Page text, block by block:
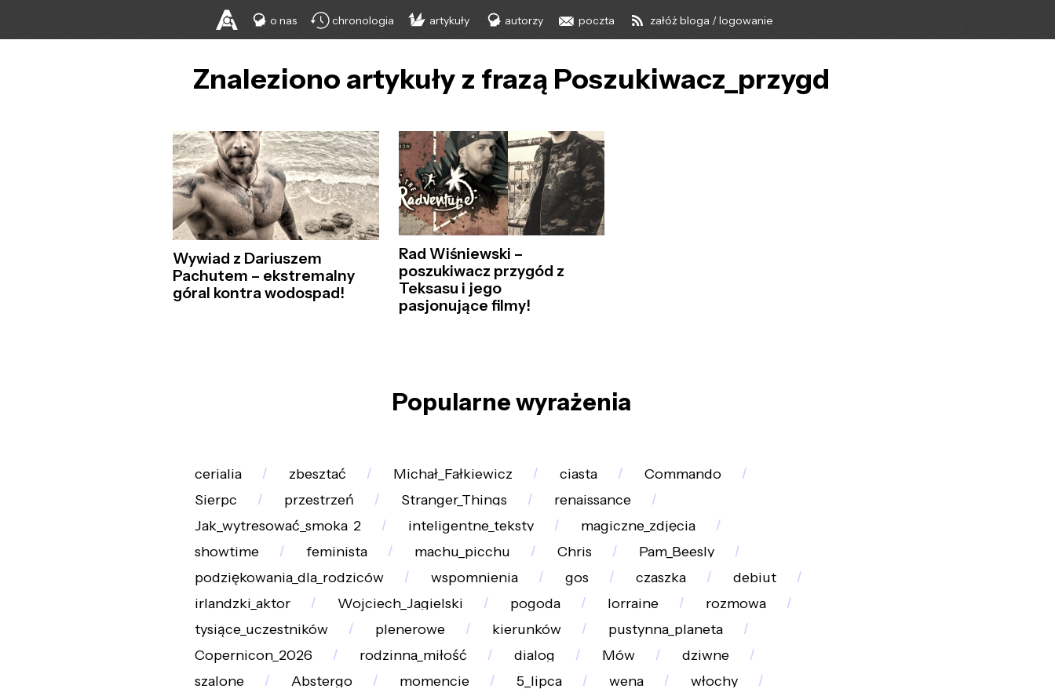
o nas chronologia artykuły autorzy poczta załóż bloga / logowanie
Znaleziono artykuły z frazą Poszukiwacz_przygd
Wywiad z Dariuszem
Pachutem – ekstremalny
góral kontra wodospad!
Rad Wiśniewski –
poszukiwacz przygód z
Teksasu i jego
pasjonujące filmy!
Popularne wyrażenia
cerialia zbesztać Michał_Fałkiewicz ciasta
Commando
Sierpc
przestrzeń Stranger_Things
renaissance
Jak_wytresować_smoka_2
inteligentne_teksty
magiczne_zdjęcia
showtime
feminista machu_picchu Chris
Pam_Beesly
podziękowania_dla_rodziców
wspomnienia gos czaszka
debiut
irlandzki_aktor
Wojciech_Jagielski pogoda lorraine
rozmowa
tysiące_uczestników
plenerowe kierunków
pustynna_planeta
Copernicon_2026
rodzinna_miłość dialog Mów
dziwne
szalone
Abstergo momencie 5_lipca wena
włochy